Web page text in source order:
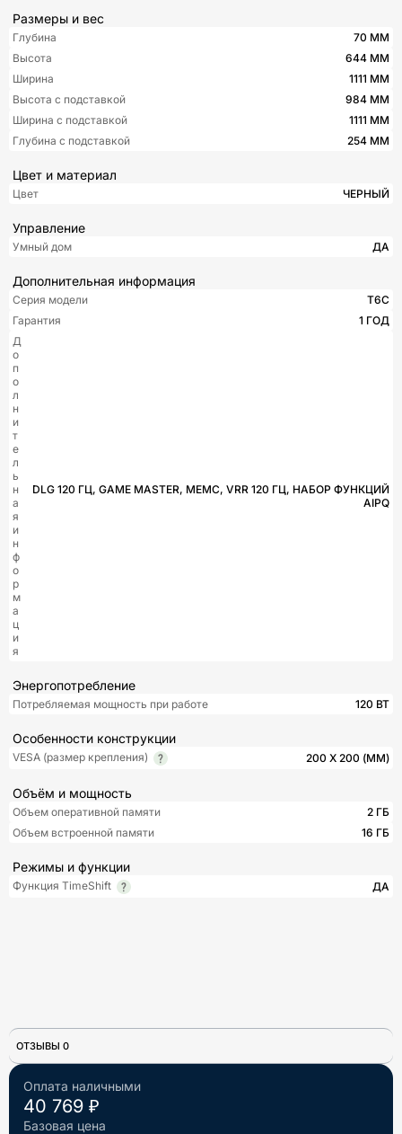
Оплата наличными
40 769 ₽
Базовая цена
Размеры и вес
Глубина
70 ММ
Высота
644 ММ
Ширина
1111 ММ
Высота с подставкой
984 ММ
Ширина с подставкой
1111 ММ
Глубина с подставкой
254 ММ
Цвет и материал
Цвет ЧЕРНЫЙ
Управление
Умный дом ДА
Дополнительная информация
Серия модели
T6C
Гарантия
1 ГОД
Д
о
п
о
л
н
и
т
е
л
ь
н
а
я
и
н
ф
о
р
м
а
ц
и
я
DLG 120 ГЦ, GAME MASTER, MEMC, VRR 120 ГЦ, НАБОР ФУНКЦИЙ
AIPQ
Энергопотребление
Потребляемая мощность при работе 120 ВТ
Особенности конструкции
VESA (размер крепления) 200 X 200 (ММ)
Объём и мощность
Объем оперативной памяти
2 ГБ
Объем встроенной памяти
16 ГБ
Режимы и функции
Функция TimeShift ДА
ОТЗЫВЫ 0